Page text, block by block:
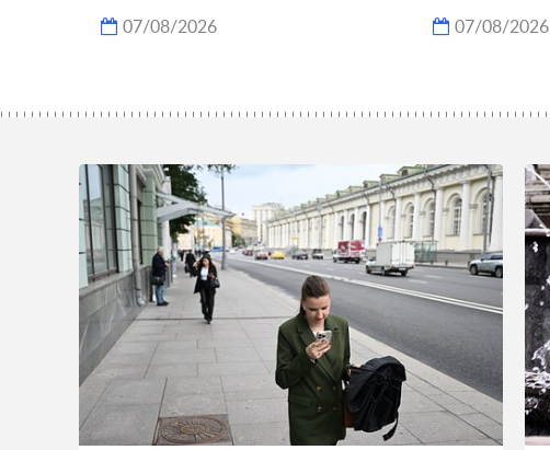
07/08/2026 07/08/2026